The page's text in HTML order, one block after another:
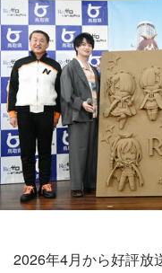
2026年4月から好評放